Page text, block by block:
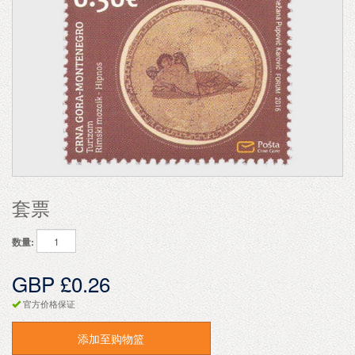
套票
数量:
GBP £0.26
官方价格保证
添加至购物篮